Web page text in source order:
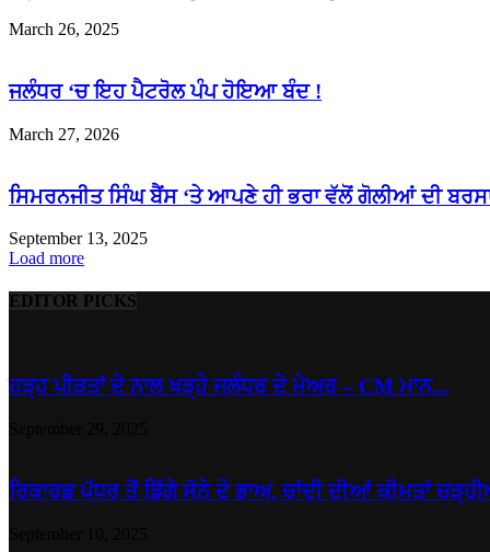
March 26, 2025
ਜਲੰਧਰ ‘ਚ ਇਹ ਪੈਟਰੋਲ ਪੰਪ ਹੋਇਆ ਬੰਦ !
March 27, 2026
ਸਿਮਰਨਜੀਤ ਸਿੰਘ ਬੈਂਸ ‘ਤੇ ਆਪਣੇ ਹੀ ਭਰਾ ਵੱਲੋਂ ਗੋਲੀਆਂ ਦੀ
September 13, 2025
Load more
EDITOR PICKS
ਹੜ੍ਹ ਪੀੜਤਾਂ ਦੇ ਨਾਲ ਖੜ੍ਹੇ ਜਲੰਧਰ ਦੇ ਮੇਅਰ – CM ਮਾਨ...
ਰਿਕਾਰਡ ਪੱਧਰ ਤੋਂ ਡਿੱਗੇ ਸੋਨੇ ਦੇ ਭਾਅ, ਚਾਂਦੀ ਦੀਆਂ ਕੀਮਤਾਂ